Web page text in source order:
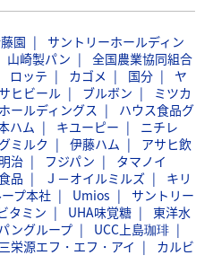
園
サントリーホールディン
山崎製パン
全国農業協同組合
ロッテ カゴメ 国分
ヤ
ヒビール ブルボン
ミツカ
ールディングス
ハウス食品グ
ハム キユーピー
ニチレ
ミルク 伊藤ハム
アサヒ飲
明治 フジパン
タマノイ
品 Ｊ－オイルミルズ
キリ
プ本社 Umios
サントリー
タミン UHA味覚糖
東洋水
ングループ
UCC上島珈琲
三栄源エフ・エフ・アイ
カルビ